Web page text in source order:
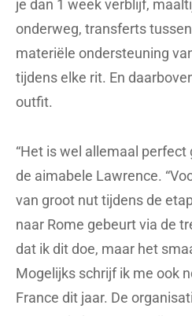
je dan 1 week verblijf,
onderweg, transferts
materiële ondersteuning
tijdens elke rit. En
outfit.
“Het is wel allemaal perfect
de aimabele Lawrence.
van groot nut tijdens de
naar Rome gebeurt via de
dat ik dit doe, maar het
Mogelijks schrijf ik me ook
France dit jaar. De